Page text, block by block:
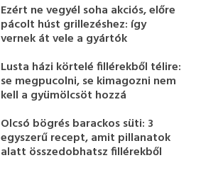
Ezért ne vegyél soha akciós, előre
pácolt húst grillezéshez: így
vernek át vele a gyártók
Lusta házi körtelé fillérekből télire:
se megpucolni, se kimagozni nem
kell a gyümölcsöt hozzá
Olcsó bögrés barackos süti: 3
egyszerű recept, amit pillanatok
alatt összedobhatsz fillérekből